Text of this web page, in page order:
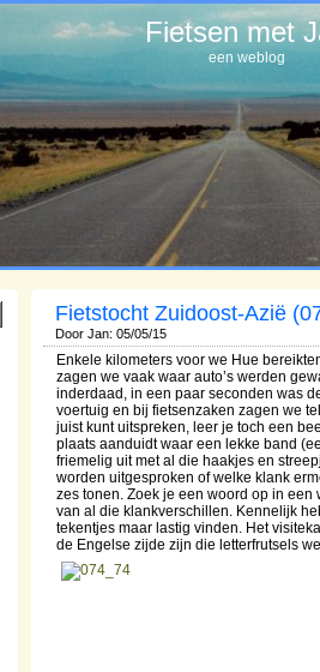
Fietsen met
een weblog
Fietstocht Zuidoost-Azië
Door Jan: 05/05/15
Enkele kilometers voor we Hue
zagen we vaak waar auto’s werden
inderdaad, in een paar seconden was
voertuig en bij fietsenzaken zagen we
juist kunt uitspreken, leer je toch een
plaats aanduidt waar een lekke band
friemelig uit met al die haakjes en
worden uitgesproken of welke klank
zes tonen. Zoek je een woord op in
van al die klankverschillen. Kennelijk
tekentjes maar lastig vinden. Het
de Engelse zijde zijn die letterfrutsels